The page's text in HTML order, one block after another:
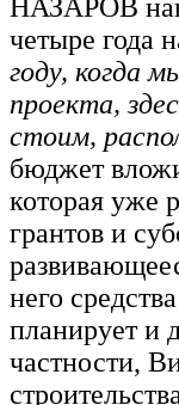
НАЗАРОВ
четыре года
году, когда
проекта,
стоим,
бюджет
которая уже
грантов и
него
планирует и
частности,